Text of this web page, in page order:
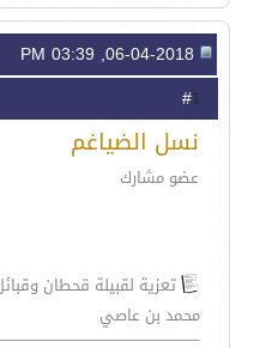
1
نسل الضياغم
عضو مشارك
تعزية لقبيلة قحطان
محمد بن عاصي